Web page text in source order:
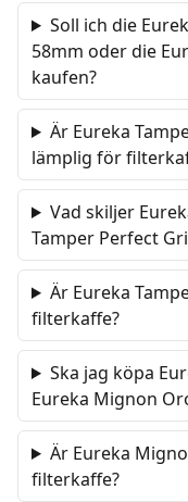
Soll ich die
58mm oder die
kaufen?
Är Eureka
lämplig för
Vad skiljer
Tamper Perfect
Är Eureka
filterkaffe?
Ska jag köpa
Eureka Mignon
Är Eureka
filterkaffe?